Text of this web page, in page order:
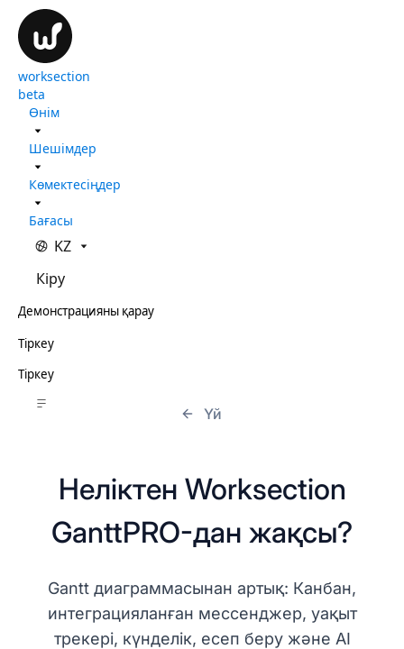
worksection
beta
Өнім
Шешімдер
Көмектесіңдер
Бағасы
KZ
Кіру
Демонстрацияны қарау
Тіркеу
Тіркеу
Үй
Неліктен Worksection
GanttPRO-дан жақсы?
Gantt диаграммасынан артық: Канбан,
интеграцияланған мессенджер, уақыт
трекері, күнделік, есеп беру және AI